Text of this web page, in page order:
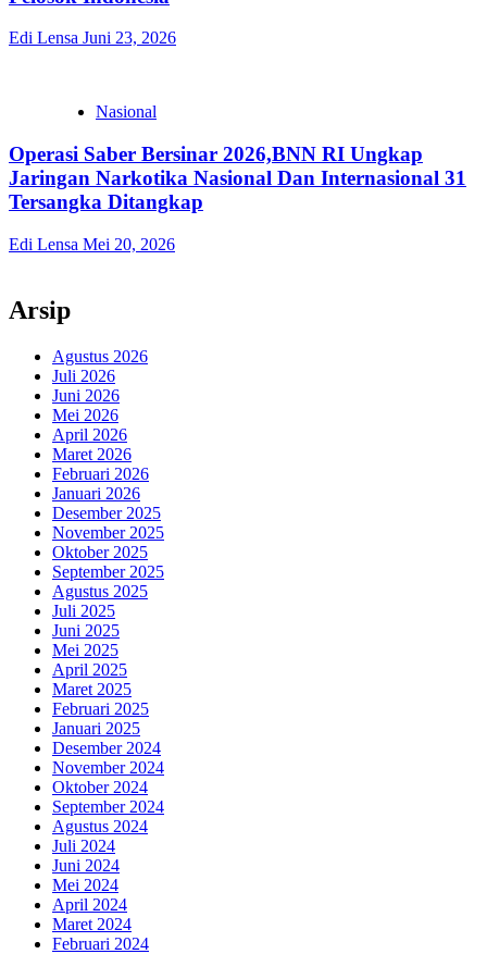
Edi Lensa Juni 23, 2026
Nasional
Operasi Saber Bersinar 2026,BNN RI Ungkap
Jaringan Narkotika Nasional Dan Internasional 31
Tersangka Ditangkap
Edi Lensa Mei 20, 2026
Arsip
Agustus 2026
Juli 2026
Juni 2026
Mei 2026
April 2026
Maret 2026
Februari 2026
Januari 2026
Desember 2025
November 2025
Oktober 2025
September 2025
Agustus 2025
Juli 2025
Juni 2025
Mei 2025
April 2025
Maret 2025
Februari 2025
Januari 2025
Desember 2024
November 2024
Oktober 2024
September 2024
Agustus 2024
Juli 2024
Juni 2024
Mei 2024
April 2024
Maret 2024
Februari 2024